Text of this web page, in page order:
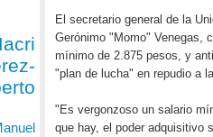
El secretario general de la
Gerónimo "Momo" Venegas,
mínimo de 2.875 pesos, y
"plan de lucha" en repudio a
"Es vergonzoso un salario
que hay, el poder adquisitivo